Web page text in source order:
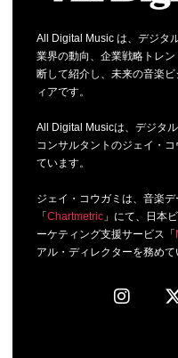
All Digital Music は、デジタ
業界の動向、企業戦略トレ
断して紹介し、未来の音楽
ィアです。
All Digital Musicは、デジタ
コンサルタントのジェイ・
ています。
ジェイ・コウガミは、音楽
「 Chartmetric」にて、日本
ーケティング支援サービス「
アル・ディレクターを務めて